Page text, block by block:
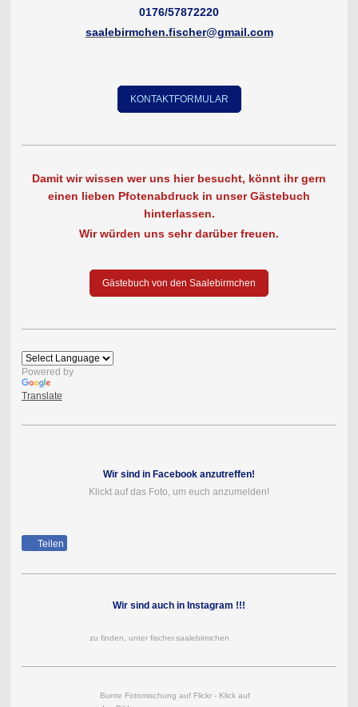
0176/57872220
saalebirmchen.fischer@gmail.com
KONTAKTFORMULAR
Damit wir wissen wer uns hier besucht, könnt ihr gern
einen lieben Pfotenabdruck in unser Gästebuch
hinterlassen.
Wir würden uns sehr darüber freuen.
Gästebuch von den Saalebirmchen
Powered by
Translate
Wir sind in Facebook anzutreffen!
Klickt auf das Foto, um euch anzumelden!
Teilen
Wir sind auch in Instagram !!!
zu finden, unter fischer.saalebirmchen
Bunte Fotomischung auf Flickr - Klick auf